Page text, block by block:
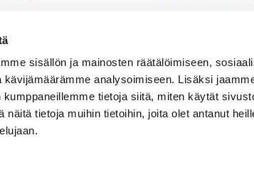
sisällön ja mainosten räätälöimiseen,
analysoimiseen. Lisäksi
tietoja siitä, miten käytät
näitä tietoja muihin tietoihin, joita olet antanut